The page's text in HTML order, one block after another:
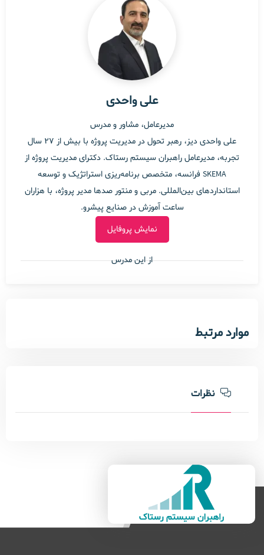
Management for Executives)
538 تماس بگیرید
علی واحدی
مدیرعامل، مشاور و مدرس
علی واحدی دیز، رهبر تحول در مدیریت پروژه با بیش از 27 سال
تجربه، مدیرعامل راهبران سیستم رستاک. دکترای مدیریت پروژه از
SKEMA فرانسه، متخصص برنامه‌ریزی استراتژیک و توسعه
استانداردهای بین‌المللی. مربی و منتور صدها مدیر پروژه، با هزاران
ساعت آموزش در صنایع پیشرو.
نمایش پروفایل
از این مدرس
موارد مرتبط
کارگاه مدیریت حرفه ای قرارداد بر اساس CMBOK حضوری
نظرات